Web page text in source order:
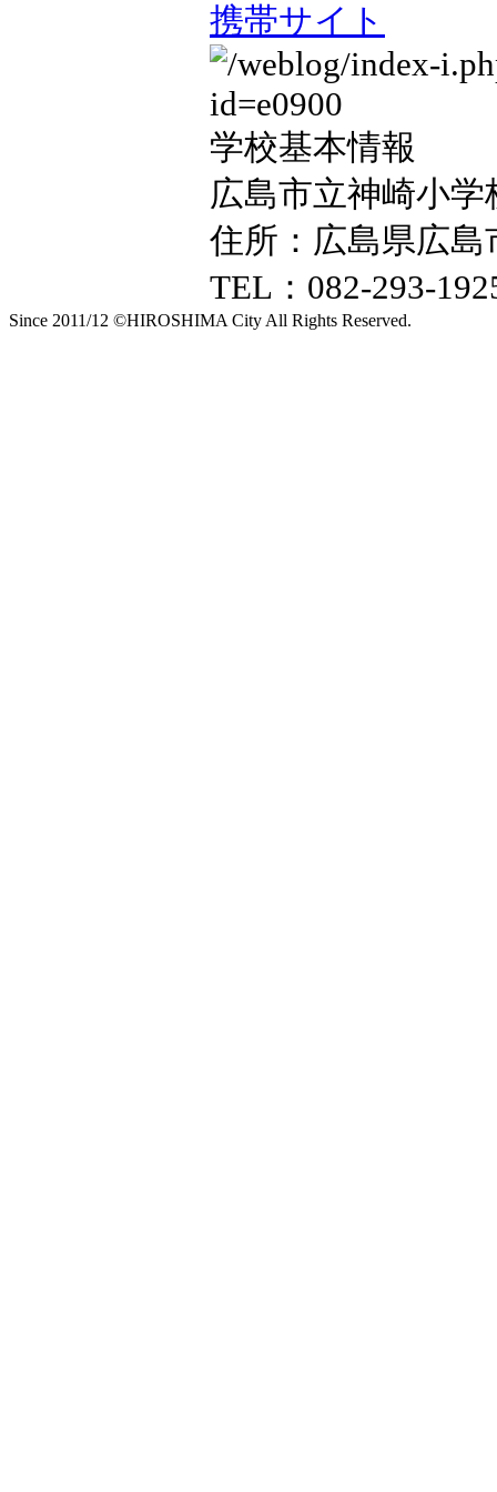
携帯サイト
学校基本情報
広島市立神崎小学
住所：広島県広島
TEL：082-293-
Since 2011/12 ©HIROSHIMA City All Rights Reserved.